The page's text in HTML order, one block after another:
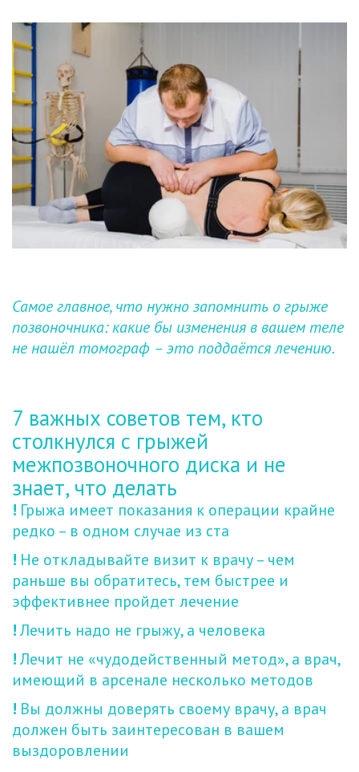
Самое главное, что нужно запомнить о грыже
позвоночника: какие бы изменения в вашем теле
не нашёл томограф – это поддаётся лечению.
7 важных советов тем, кто
столкнулся с грыжей
межпозвоночного диска и не
знает, что делать
! Грыжа имеет показания к операции крайне
редко – в одном случае из ста
! Не откладывайте визит к врачу – чем
раньше вы обратитесь, тем быстрее и
эффективнее пройдет лечение
! Лечить надо не грыжу, а человека
! Лечит не «чудодейственный метод», а врач,
имеющий в арсенале несколько методов
! Вы должны доверять своему врачу, а врач
должен быть заинтересован в вашем
выздоровлении